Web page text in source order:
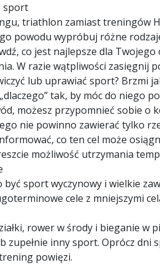
sport
triathlon zamiast treningów
powodu wypróbuj różne
co jest najlepsze dla
W razie wątpliwości zasięgnij
lub uprawiać sport? Brzmi
tak, by móc do niego
możesz przypomnieć sobie o
nie powinno zawierać tylko
co ten cel może
możliwość utrzymania
być sport wyczynowy i wielkie
cele z mniejszymi
rower w środy i bieganie
zupełnie inny sport. Oprócz dni
powięzi.